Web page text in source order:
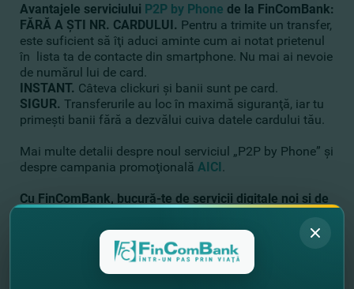
Avantajele serviciului P2P by Phone de la FinComBank:
FĂRĂ A ŞTI NR. CARDULUI. Pentru a trimite un transfer,
este suficient să îţi aduci aminte cum ai notat prietenul
în lista ta de contacte din smartphone. Nu mai ai nevoie
de numărul lui de card.
INSTANT. Câteva clickuri şi banii sunt pe card.
SIGUR. Transferurile au loc în maximă siguranţă, iar tu
primeşti banii fără a dezvălui cuiva datele cardului tău.
Mai multe detalii despre noul serviciul „P2P by Phone” şi
despre campania promoţională AICI
Cu FinComBank, bucură-te de servicii digitale noi şi de
Phone şi câştigă un iPhone!
Alte noutăţi